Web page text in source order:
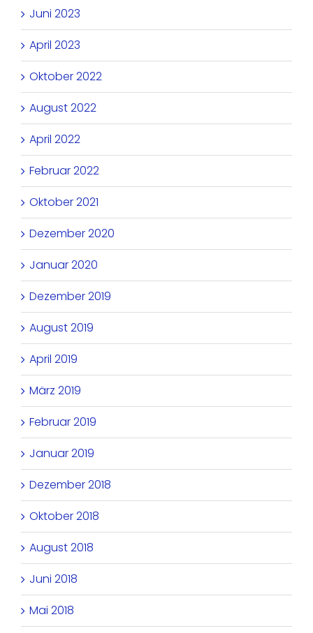
Juni 2023
April 2023
Oktober 2022
August 2022
April 2022
Februar 2022
Oktober 2021
Dezember 2020
Januar 2020
Dezember 2019
August 2019
April 2019
März 2019
Februar 2019
Januar 2019
Dezember 2018
Oktober 2018
August 2018
Juni 2018
Mai 2018